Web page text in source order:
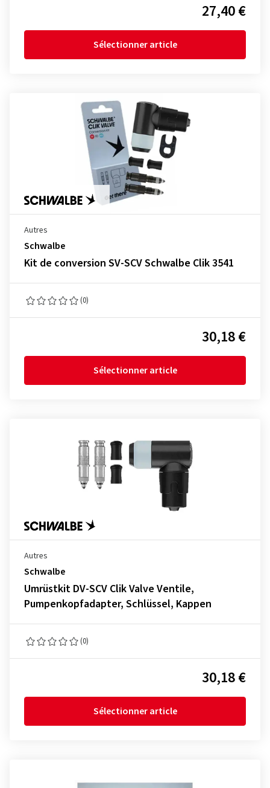
27,40 €
Sélectionner article
Autres
Schwalbe
Kit de conversion SV-SCV Schwalbe Clik 3541
(0)
30,18 €
Sélectionner article
Autres
Schwalbe
Umrüstkit DV-SCV Clik Valve Ventile,
Pumpenkopfadapter, Schlüssel, Kappen
(0)
30,18 €
Sélectionner article